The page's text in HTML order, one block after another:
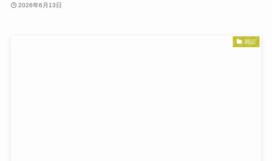
2026年6月13日
雑記